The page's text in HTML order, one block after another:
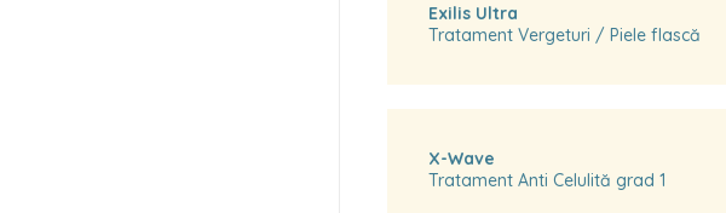
Exilis Ultra
Tratament Vergeturi / Piele flască
X-Wave
Tratament Anti Celulită grad 1